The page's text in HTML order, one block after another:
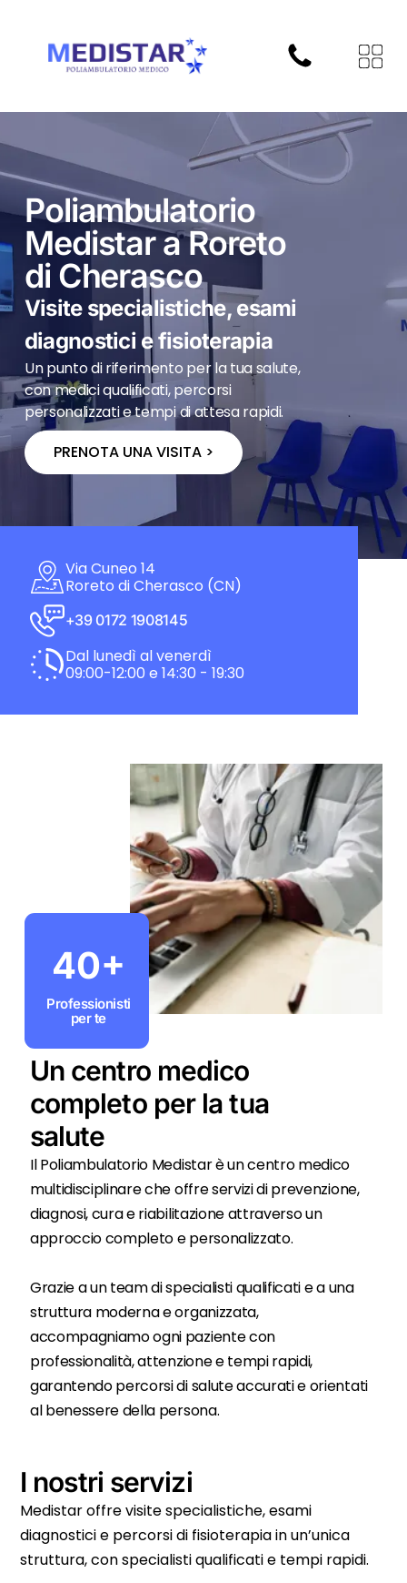
Poliambulatorio
Medistar a Roreto
di Cherasco
Visite specialistiche, esami
diagnostici e fisioterapia
Un punto di riferimento per la tua salute,
con medici qualificati, percorsi
personalizzati e tempi di attesa rapidi.
PRENOTA UNA VISITA >
Via Cuneo 14
Roreto di Cherasco (CN)
+39 0172 1908145
Dal lunedì al venerdì
09:00-12:00 e 14:30 - 19:30
40+
Professionisti
per te
Un centro medico
completo per la tua
salute
Il Poliambulatorio Medistar è un centro medico
multidisciplinare che offre servizi di prevenzione,
diagnosi, cura e riabilitazione attraverso un
approccio completo e personalizzato.
Grazie a un team di specialisti qualificati e a una
struttura moderna e organizzata,
accompagniamo ogni paziente con
professionalità, attenzione e tempi rapidi,
garantendo percorsi di salute accurati e orientati
al benessere della persona.
I nostri servizi
Medistar offre visite specialistiche, esami
diagnostici e percorsi di fisioterapia in un’unica
struttura, con specialisti qualificati e tempi rapidi.